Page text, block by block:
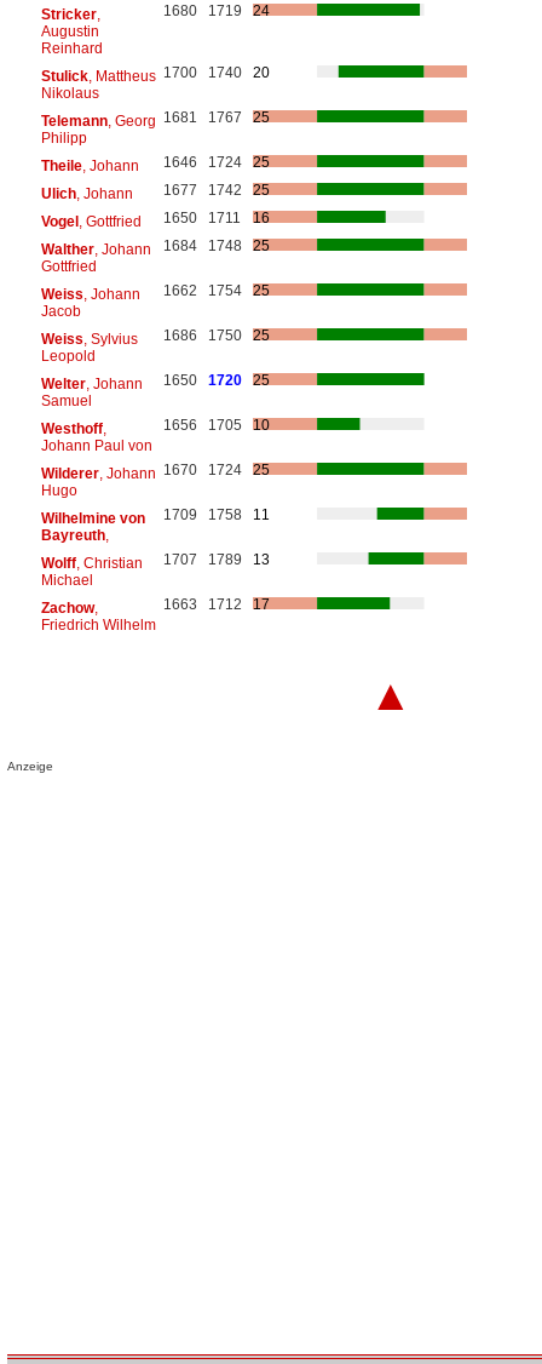
Stricker,
Augustin
Reinhard
1680 1719 24
Stulick, Mattheus
Nikolaus
1700 1740 20
Telemann, Georg
Philipp
1681 1767 25
Theile, Johann 1646 1724
25
Ulich, Johann 1677 1742
25
Vogel, Gottfried 1650 1711
16
Walther, Johann
Gottfried
1684 1748 25
Weiss , Johann
Jacob
1662 1754 25
Weiss , Sylvius
Leopold
1686 1750 25
Welter, Johann
Samuel
1650 1720 25
Westhoff,
Johann Paul von
1656 1705 10
Wilderer, Johann
Hugo
1670 1724 25
Wilhelmine von
Bayreuth,
1709 1758 11
Wolff, Christian
Michael
1707 1789 13
Zachow,
Friedrich Wilhelm
1663 1712 17
▲
Anzeige